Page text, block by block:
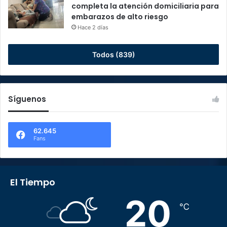
completa la atención domiciliaria para
embarazos de alto riesgo
Hace 2 días
Todos (839)
Síguenos
62.645
Fans
El Tiempo
20 ℃